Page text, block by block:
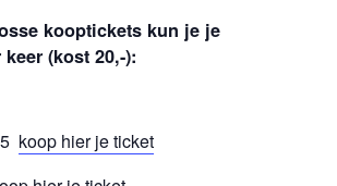
kooptickets kun je je
(kost 20,-):
koop hier je ticket